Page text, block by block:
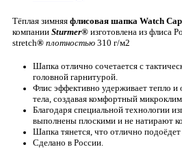
Тёплая зимняя флисовая шапка Watch
компании Sturmer® изготовлена из флиса
stretch® плотностью 310 г/м2
Шапка отлично сочетается с
головной гарнитурой.
Флис эффективно удерживает тепло и
тела, создавая комфортный
Благодаря специальной технологии
выполнены плоскими и не натирают
Шапка тянется, что отлично
Сделано в России.